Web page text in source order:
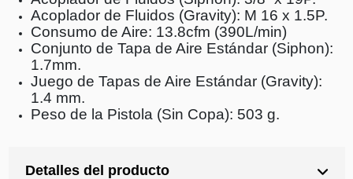
Acoplador de Fluidos (Gravity): M 16 x 1.5P.
Consumo de Aire: 13.8cfm (390L/min)
Conjunto de Tapa de Aire Estándar (Siphon):
1.7mm.
Juego de Tapas de Aire Estándar (Gravity):
1.4 mm.
Peso de la Pistola (Sin Copa): 503 g.
Detalles del producto